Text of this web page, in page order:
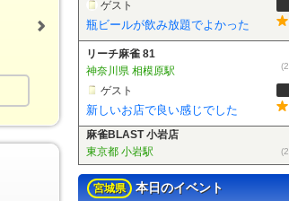
リーチ麻雀 81
神奈川県 相模原駅
ゲスト
新しいお店で良い感じでした
麻雀BLAST 小岩店
東京都 小岩駅
ゲスト
宮城県 本日のイベント